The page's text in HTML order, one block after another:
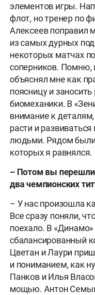
элементов игры.
флот, но тренер по
Алексеев поправил
из самых дурных
некоторых матчах
соперников. Помню,
объяснял мне как
поясницу и заносить
биомеханики. В
внимание к
расти и
людьми. Рядом
которых я равнялся.
– Потом вы перешли
два чемпионских
– У нас произошла
Все сразу поняли,
поехало. В
сбалансированный
Цветан и Лаури
и пониманием, как
Панков и Илья
мощью. Антон